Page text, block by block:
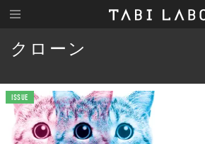
クローン
ISSUE